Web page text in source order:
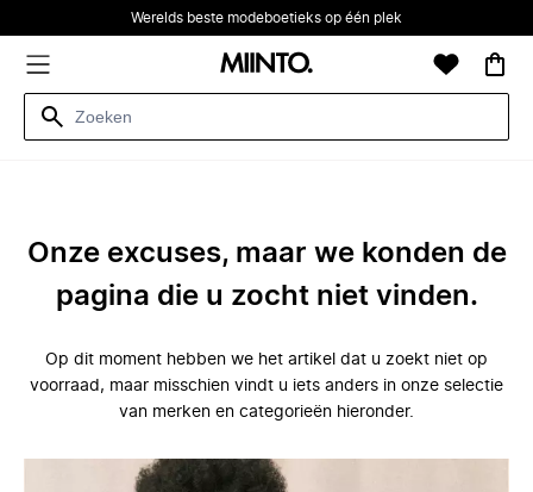
Werelds beste modeboetieks op één plek
Onze excuses, maar we konden de
pagina die u zocht niet vinden.
Op dit moment hebben we het artikel dat u zoekt niet op
voorraad, maar misschien vindt u iets anders in onze selectie
van merken en categorieën hieronder.